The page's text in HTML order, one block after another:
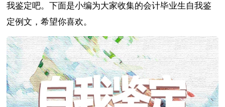
我鉴定吧。下面是小编为大家收集的会计毕业生自我鉴
定例文，希望你喜欢。